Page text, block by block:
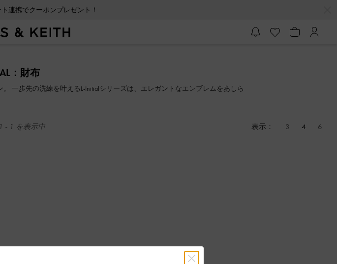
連携でクーポンプレゼント！
：財布
一歩先の洗練を叶えるL-Initialシリーズは、エレガントなエンブレムをあしら
1 - 1 を表示中 表示： 3 4 6